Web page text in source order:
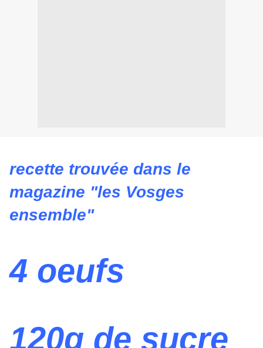
recette trouvée dans le
magazine "les Vosges
ensemble"
4 oeufs
120g de sucre